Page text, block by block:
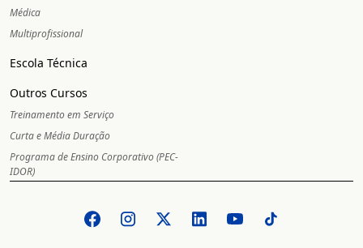
Médica
Multiprofissional
Escola Técnica
Outros Cursos
Treinamento em Serviço
Curta e Média Duração
Programa de Ensino Corporativo (PEC-
IDOR)